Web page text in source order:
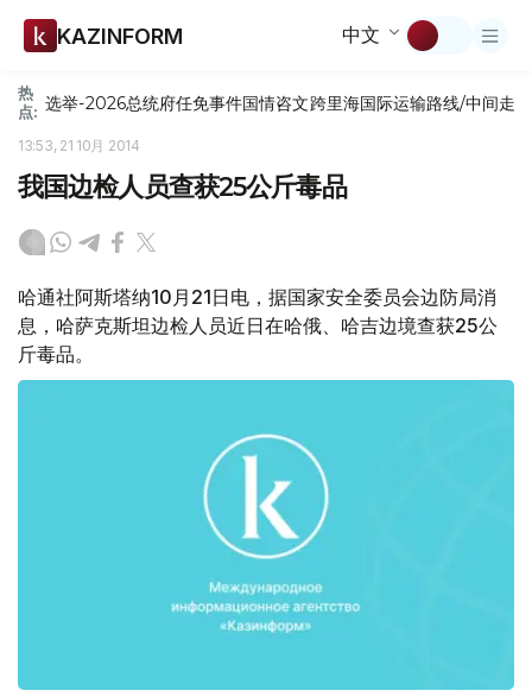
KAZINFORM 中文
热
点: 选举-2026总统府任免事件国情咨文跨里海国际运输路线/中间走廊
13:53, 21 10月 2014
我国边检人员查获25公斤毒品
哈通社阿斯塔纳10月21日电，据国家安全委员会边防局消
息，哈萨克斯坦边检人员近日在哈俄、哈吉边境查获25公
斤毒品。